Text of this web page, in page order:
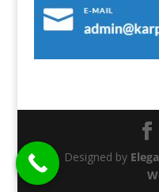
Designed by